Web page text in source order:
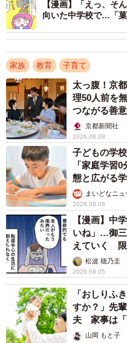
次の驚きは、出願用紙の「
ムページからダウンロード
ピー用紙ではダメなの？」
苦しみました。
半信半疑で近所の文具店を
ません。焦るSさんの頭に
舗文房具専門店。ここしか
で足を運ぶことにしました
無事に目当ての厚紙を手に
価格。50枚入りで2500円
枚なのに…まるで「厚紙の
気分です。
やっと自宅に戻り、厚紙を
ましたが、厚すぎる紙は
とはできませんでした。
【漫画】「えっ、そ
向いた中学校で…「
家族 教育 子育て
太っ腹！京
理50人前を
つながる善
京都新聞社
2026.08.08
子どもの学
「家庭学習
態と広がる
まいどなニ
2026.08.06
【漫画】中
いね」…御
えていく 限
松波 穂乃圭
2026.08.05
「おしりふ
すか？」先
夫 家事は「
山岡 もと子